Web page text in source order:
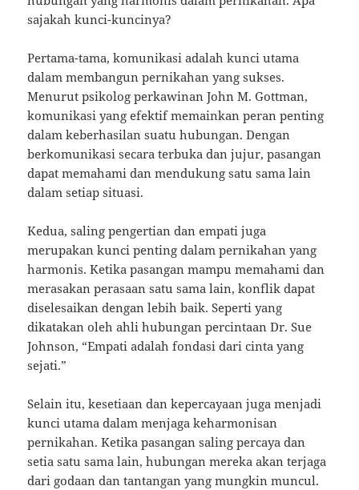
sajakah kunci-kuncinya?
Pertama-tama, komunikasi adalah kunci utama
dalam membangun pernikahan yang sukses.
Menurut psikolog perkawinan John M. Gottman,
komunikasi yang efektif memainkan peran penting
dalam keberhasilan suatu hubungan. Dengan
berkomunikasi secara terbuka dan jujur, pasangan
dapat memahami dan mendukung satu sama lain
dalam setiap situasi.
Kedua, saling pengertian dan empati juga
merupakan kunci penting dalam pernikahan yang
harmonis. Ketika pasangan mampu memahami dan
merasakan perasaan satu sama lain, konflik dapat
diselesaikan dengan lebih baik. Seperti yang
dikatakan oleh ahli hubungan percintaan Dr. Sue
Johnson, “Empati adalah fondasi dari cinta yang
sejati.”
Selain itu, kesetiaan dan kepercayaan juga menjadi
kunci utama dalam menjaga keharmonisan
pernikahan. Ketika pasangan saling percaya dan
setia satu sama lain, hubungan mereka akan terjaga
dari godaan dan tantangan yang mungkin muncul.